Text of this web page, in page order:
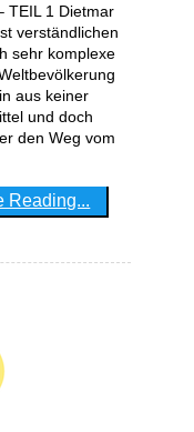
TEIL 1 Dietmar
verständlichen
sehr komplexe
aus keiner
und doch
den Weg vom
Reading...